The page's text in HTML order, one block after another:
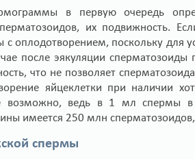
в первую очередь
их подвижность.
с оплодотворением, поскольку
после эякуляции
что не позволяет
яйцеклетки при наличии
возможно, ведь в 1 мл спермы в
имеется 250 млн
спермы